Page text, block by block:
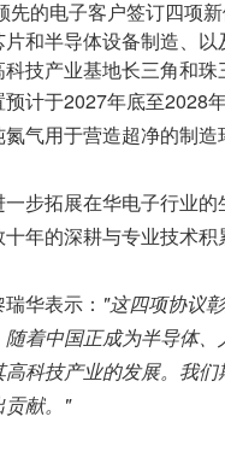
先的电子客户签订四项
和半导体设备制造、
技产业基地长三角和珠
计于2027年底至2028
气用于营造超净的制
步拓展在华电子行业
年的深耕与专业技术
华表示： "这四项协议
着中国正成为半导体
科技产业的发展。我
献。 "